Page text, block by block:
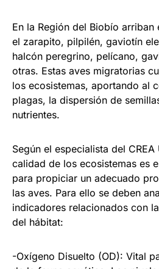
En la Región del Biobío arriban
el zarapito, pilpilén, gaviotín
halcón peregrino, pelícano,
otras. Estas aves migratorias
los ecosistemas, aportando al
plagas, la dispersión de
nutrientes.
Según el especialista del CREA
calidad de los ecosistemas es
para propiciar un adecuado
las aves. Para ello se deben
indicadores relacionados con
del hábitat:
-Oxígeno Disuelto (OD): Vital